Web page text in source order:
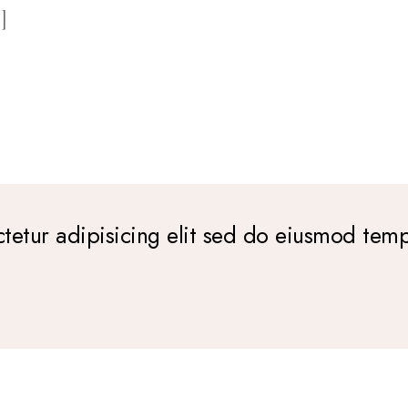
adipisicing elit sed do eiusmod